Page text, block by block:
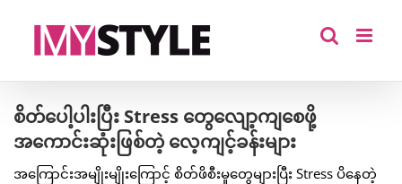
စိတ်ပေါ့ပါးပြီး Stress တွေလျော့ကျစေဖို့
အကောင်းဆုံးဖြစ်တဲ့ လေ့ကျင့်ခန်းများ
အကြောင်းအမျိုးမျိုးကြောင့် စိတ်ဖိစီးမှုတွေများပြီး Stress ပိနေတဲ့